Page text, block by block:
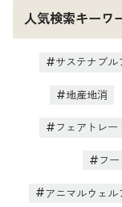
人気検索キーワ
サステナブル
地産地消
フェアトレー
フ
アニマルウェル